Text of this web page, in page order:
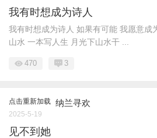
我有时想成为诗人
我有时想成为诗人 如果有可能 我愿意成
山水 一本写人生 月光下山水干 ...
470 3
点击重新加载 纳兰寻欢
2025-5-19
见不到她